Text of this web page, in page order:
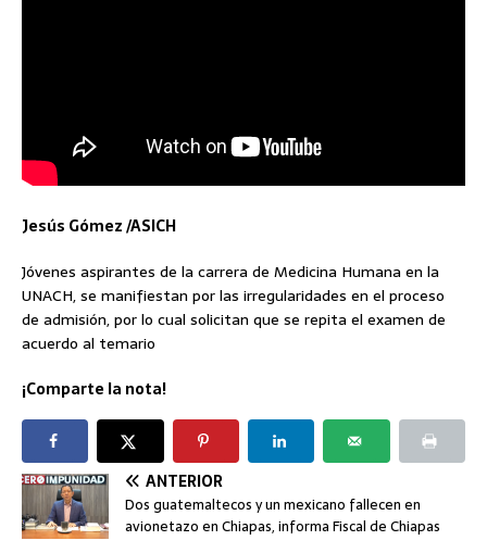
Jesús Gómez /ASICH
Jóvenes aspirantes de la carrera de Medicina Humana en la
UNACH, se manifiestan por las irregularidades en el proceso
de admisión, por lo cual solicitan que se repita el examen de
acuerdo al temario
¡Comparte la nota!
ANTERIOR
Dos guatemaltecos y un mexicano fallecen en
avionetazo en Chiapas, informa Fiscal de Chiapas